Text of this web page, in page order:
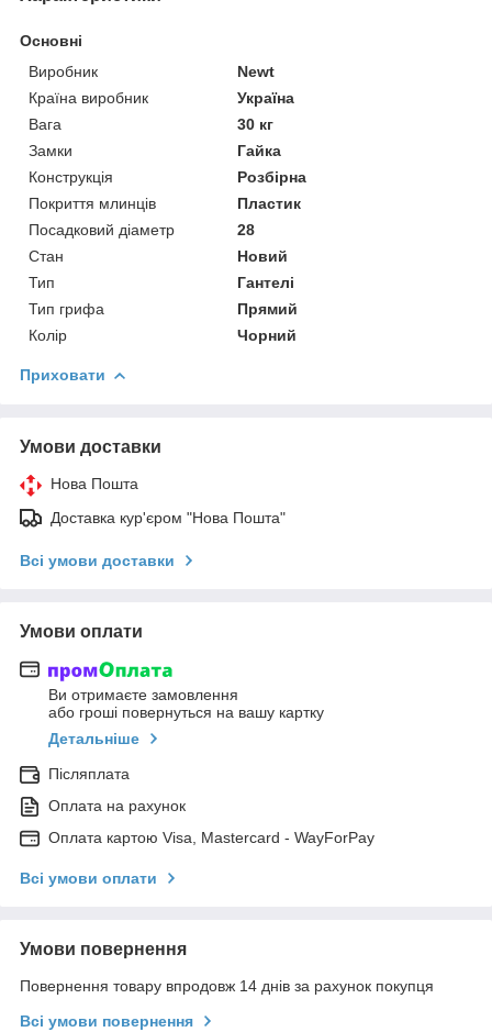
Основні
Виробник
Newt
Країна виробник
Україна
Вага
30 кг
Замки
Гайка
Конструкція
Розбірна
Покриття млинців
Пластик
Посадковий діаметр
28
Стан
Новий
Тип
Гантелі
Тип грифа
Прямий
Колір
Чорний
Приховати
Умови доставки
Нова Пошта
Доставка кур'єром "Нова Пошта"
Всі умови доставки
Умови оплати
Ви отримаєте замовлення
або гроші повернуться на вашу картку
Детальніше
Післяплата
Оплата на рахунок
Оплата картою Visa, Mastercard - WayForPay
Всі умови оплати
Умови повернення
Повернення товару впродовж 14 днів за рахунок покупця
Всі умови повернення